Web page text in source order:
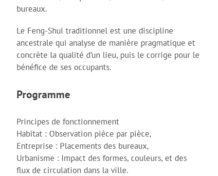
bureaux.
Le Feng-Shui traditionnel est une discipline
ancestrale qui analyse de manière pragmatique et
concrète la qualité d’un lieu, puis le corrige pour le
bénéfice de ses occupants.
Programme
Principes de fonctionnement
Habitat : Observation pièce par pièce,
Entreprise : Placements des bureaux,
Urbanisme : Impact des formes, couleurs, et des
flux de circulation dans la ville.